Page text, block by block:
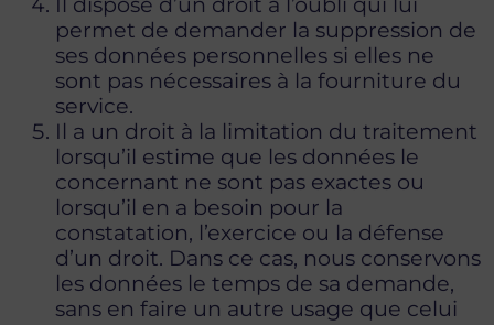
permet de demander la suppression de
ses données personnelles si elles ne
sont pas nécessaires à la fourniture du
service.
Il a un droit à la limitation du traitement
lorsqu’il estime que les données le
concernant ne sont pas exactes ou
lorsqu’il en a besoin pour la
constatation, l’exercice ou la défense
d’un droit. Dans ce cas, nous conservons
les données le temps de sa demande,
sans en faire un autre usage que celui